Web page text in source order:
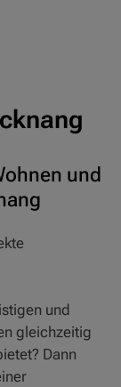
und
und
gleichzeitig
Dann